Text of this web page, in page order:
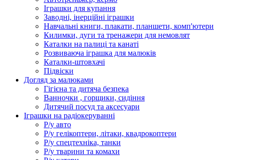
Іграшки для купання
Заводні, інерційні іграшки
Навчальні книги, плакати, планшети, комп'ютери
Килимки, дуги та тренажери для немовлят
Каталки на палиці та канаті
Розвиваюча іграшка для малюків
Каталки-штовхачі
Підвіски
Догляд за малюками
Гігієна та дитяча безпека
Ванночки , горщики, сидіння
Дитячий посуд та аксесуари
Іграшки на радіокеруванні
Р/у авто
Р/у гелікоптери, літаки, квадрокоптери
Р/у спецтехніка, танки
Р/у тварини та комахи